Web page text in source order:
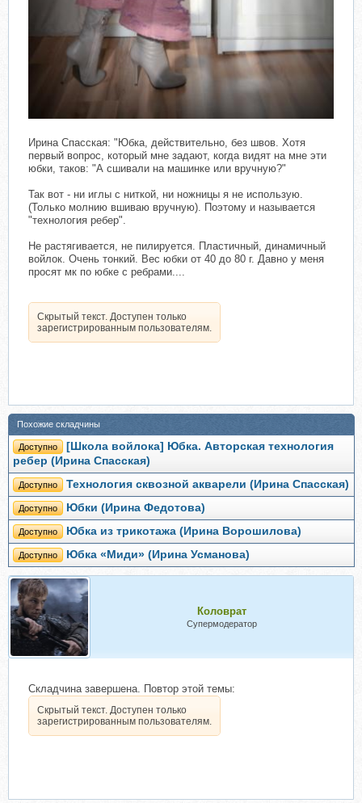
Ирина Спасская: "Юбка, действительно, без швов. Хотя
первый вопрос, который мне задают, когда видят на мне эти
юбки, таков: "А сшивали на машинке или вручную?"
Так вот - ни иглы с ниткой, ни ножницы я не использую.
(Только молнию вшиваю вручную). Поэтому и называется
"технология ребер".
Не растягивается, не пилируется. Пластичный, динамичный
войлок. Очень тонкий. Вес юбки от 40 до 80 г. Давно у меня
просят мк по юбке с ребрами....
Скрытый текст. Доступен только
зарегистрированным пользователям.
Похожие складчины
Доступно
[Школа войлока] Юбка. Авторская технология
ребер (Ирина Спасская)
Доступно Технология сквозной акварели (Ирина Спасская)
Доступно Юбки (Ирина Федотова)
Доступно Юбка из трикотажа (Ирина Ворошилова)
Доступно Юбка «Миди» (Ирина Усманова)
Коловрат
Супермодератор
Складчина завершена. Повтор этой темы:
Скрытый текст. Доступен только
зарегистрированным пользователям.